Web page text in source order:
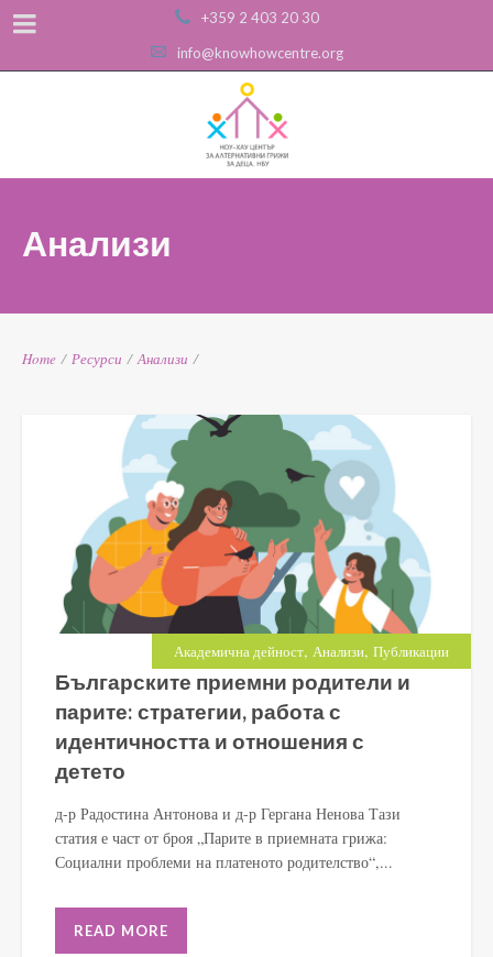
+359 2 403 20 30
info@knowhowcentre.org
Анализи
Home / Ресурси / Анализи /
Академична дейност, Анализи, Публикации
Българските приемни родители и
парите: стратегии, работа с
идентичността и отношения с
детето
д-р Радостина Антонова и д-р Гергана Ненова Тази
статия е част от броя „Парите в приемната грижа:
Социални проблеми на платеното родителство“,...
READ MORE